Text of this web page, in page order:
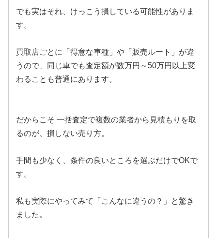
でも実はそれ、けっこう損している可能性がありま
す。
買取店ごとに「得意な車種」や「販売ルート」が違
うので、同じ車でも査定額が数万円～50万円以上変
わることも普通にあります。
だからこそ 一括査定で複数の業者から見積もりを取
るのが、損しない売り方。
手間も少なく、条件の良いところを選ぶだけでOKで
す。
私も実際にやってみて「こんなに違うの？」と驚き
ました。